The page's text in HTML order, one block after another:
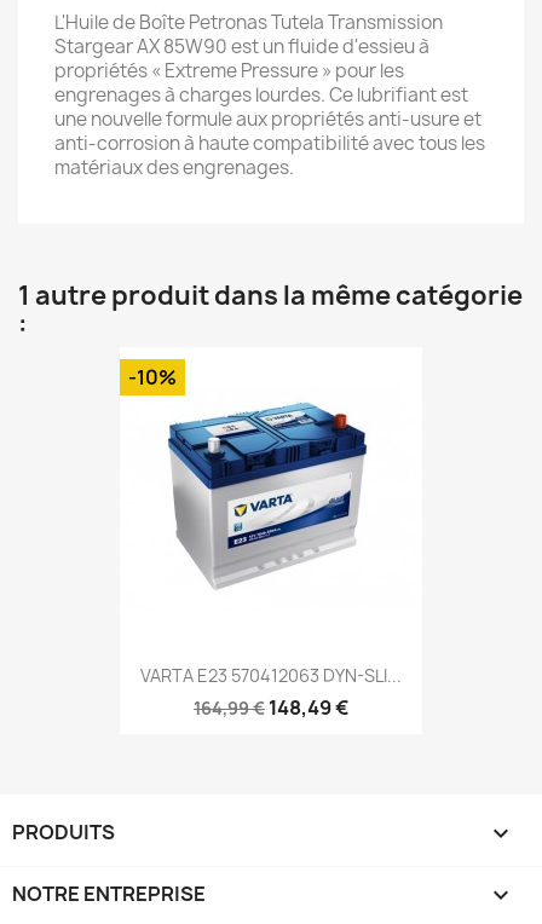
L'Huile de Boîte Petronas Tutela Transmission
Stargear AX 85W90 est un fluide d'essieu à
propriétés « Extreme Pressure » pour les
engrenages à charges lourdes. Ce lubrifiant est
une nouvelle formule aux propriétés anti-usure et
anti-corrosion à haute compatibilité avec tous les
matériaux des engrenages.
1 autre produit dans la même catégorie
:
VARTA E23 570412063 DYN-SLI...
164,99 € 148,49 €
-10%
PRODUITS 
NOTRE ENTREPRISE 